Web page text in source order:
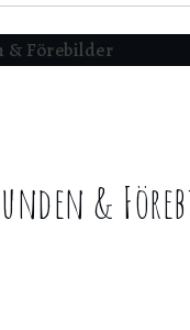
&
ska fungera.
vill vi
surfbeteende på vår